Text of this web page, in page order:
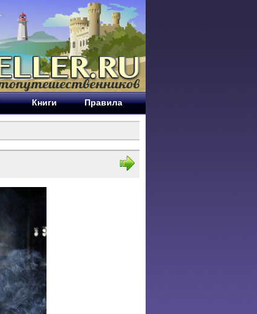
Книги Правила